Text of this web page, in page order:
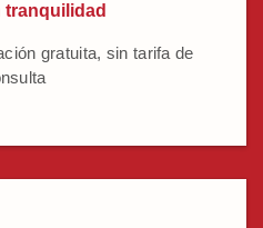
tranquilidad
gratuita, sin tarifa de